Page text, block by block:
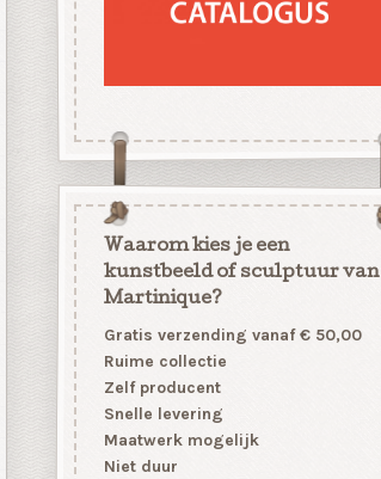
Waarom kies je een
kunstbeeld of sculptuur van
Martinique?
Gratis verzending vanaf € 50,00
Ruime collectie
Zelf producent
Snelle levering
Maatwerk mogelijk
Niet duur